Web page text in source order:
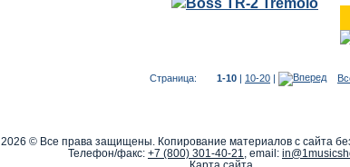
Страница: 1-10 | 10-20 |
2026 © Все права защищены. Копирование материалов с сайта
Телефон/факс: +7 (800) 301-40-21, email: